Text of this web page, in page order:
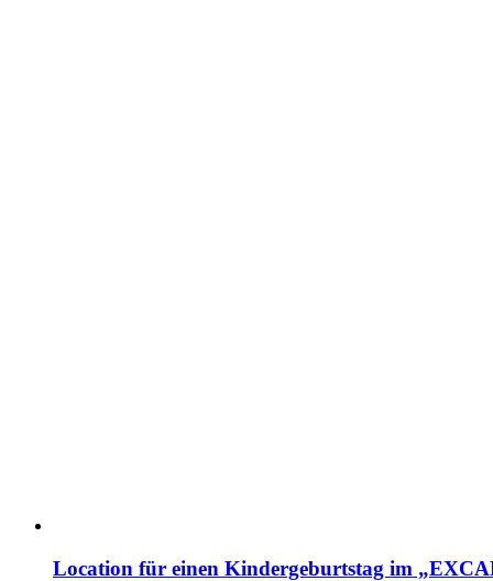
Location für einen Kindergeburtstag im